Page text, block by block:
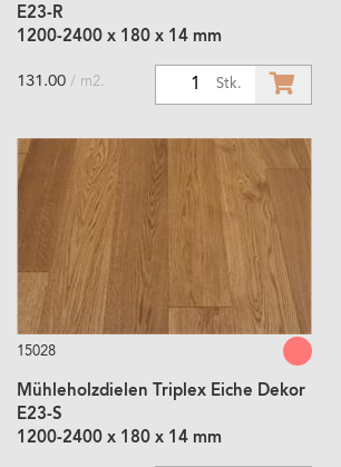
E23-R
1200-2400 x 180 x 14 mm
Stk.
131.00 / m2.
15028
Mühleholzdielen Triplex Eiche Dekor
E23-S
1200-2400 x 180 x 14 mm